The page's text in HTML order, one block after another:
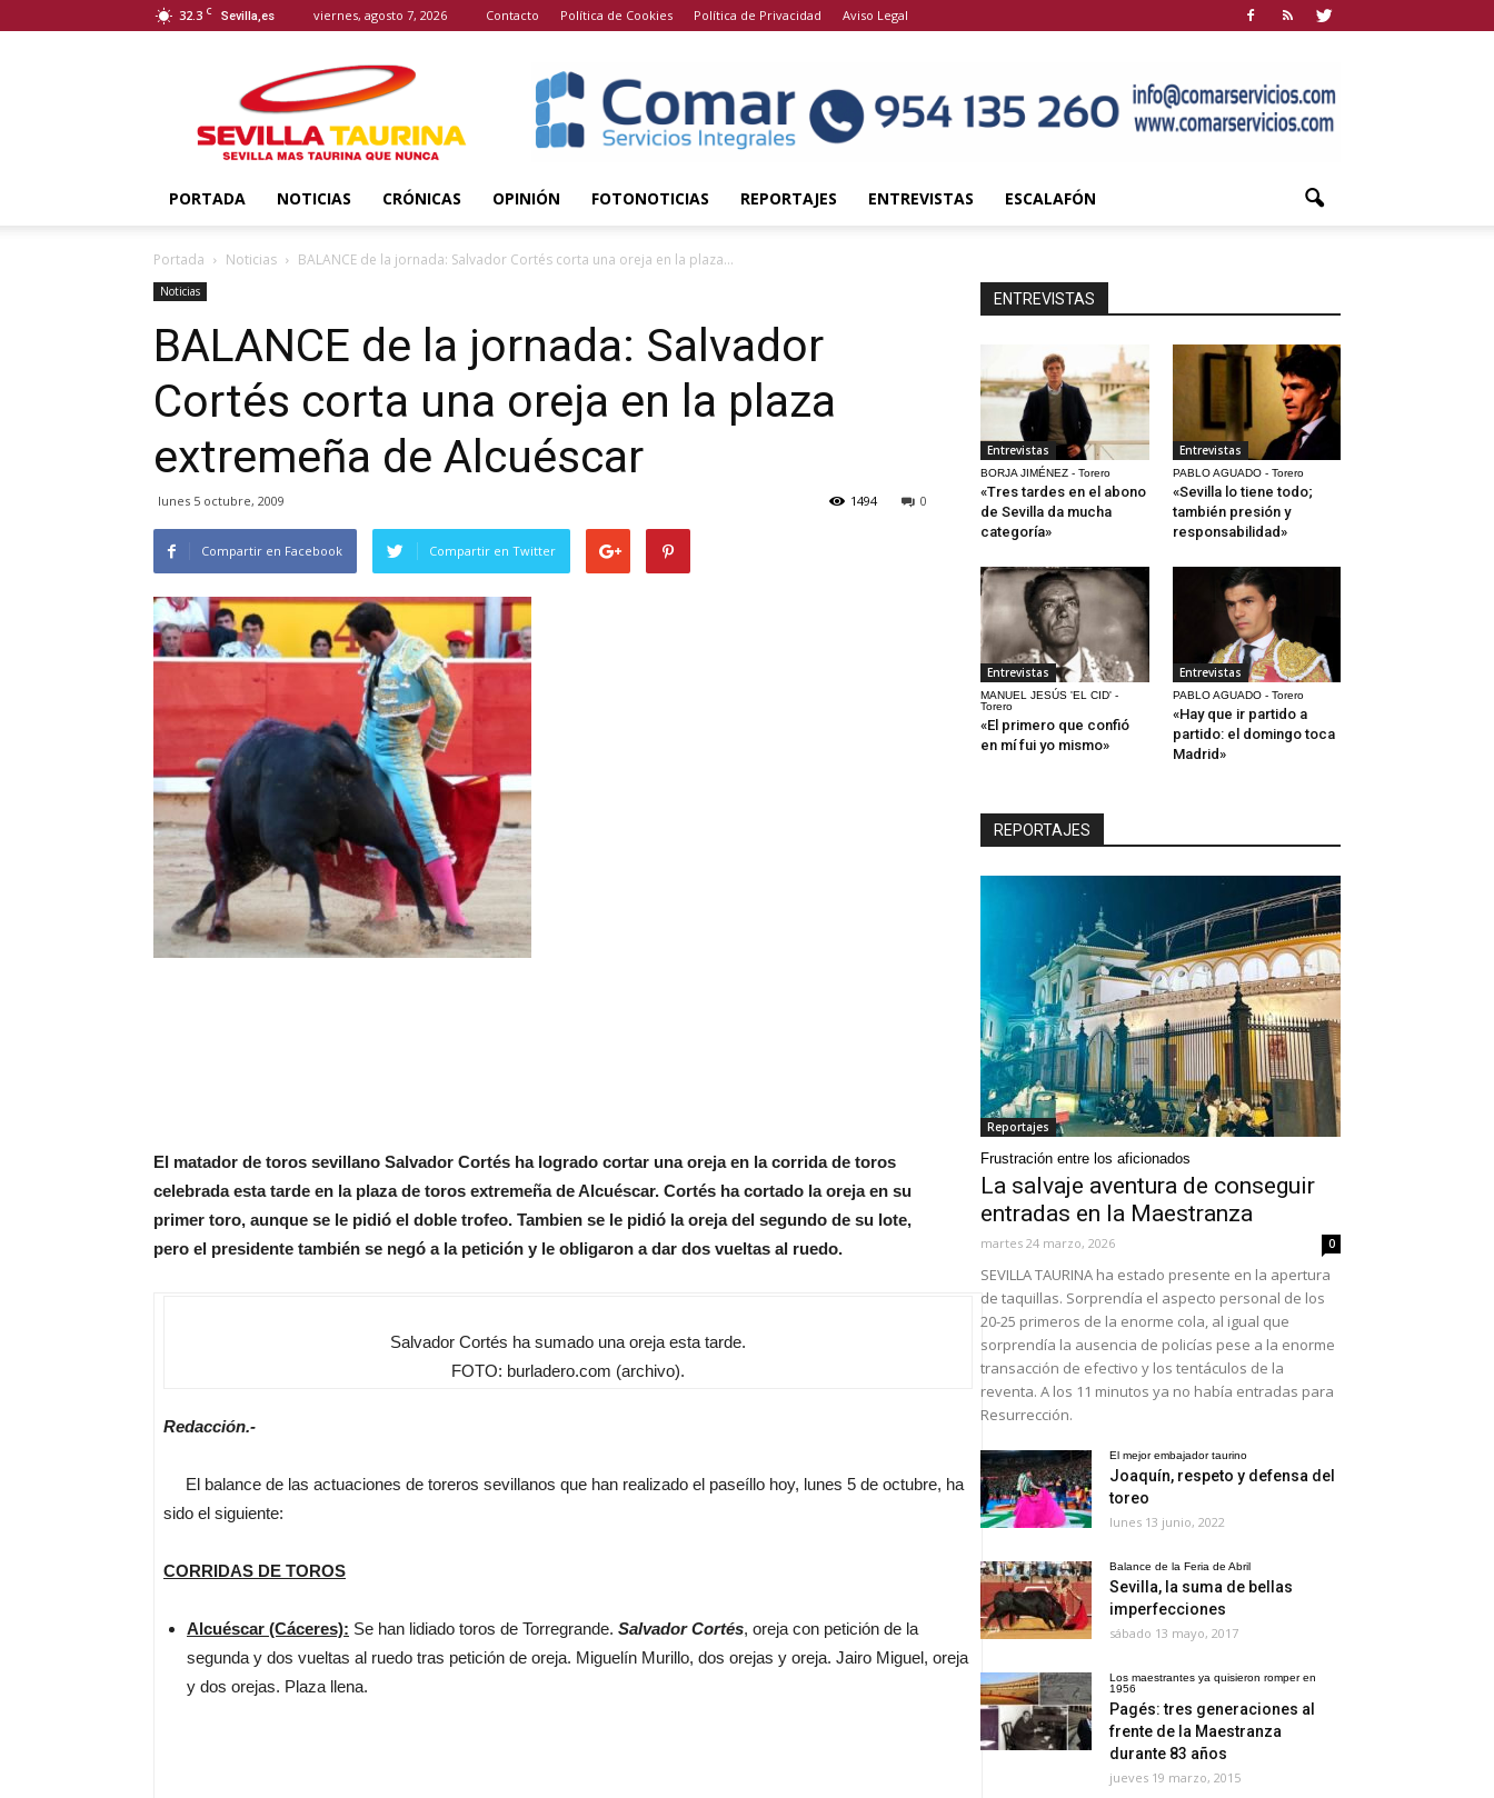
32.3 C Sevilla,es viernes, agosto 7, 2026 Contacto Política de Cookies Política de Privacidad Aviso Legal
Taurina
PORTADA NOTICIAS CRÓNICAS OPINIÓN FOTONOTICIAS REPORTAJES ENTREVISTAS ESCALAFÓN
Portada Noticias BALANCE de la jornada: Salvador Cortés corta una oreja en la plaza...
Noticias
BALANCE de la jornada: Salvador
Cortés corta una oreja en la plaza
extremeña de Alcuéscar
lunes 5 octubre, 2009 0
1494
Compartir en Facebook Compartir en Twitter
El matador de toros sevillano Salvador Cortés ha logrado cortar una oreja en la corrida de toros
celebrada esta tarde en la plaza de toros extremeña de Alcuéscar. Cortés ha cortado la oreja en su
primer toro, aunque se le pidió el doble trofeo. Tambien se le pidió la oreja del segundo de su lote,
pero el presidente también se negó a la petición y le obligaron a dar dos vueltas al ruedo.
Salvador Cortés ha sumado una oreja esta tarde.
FOTO: burladero.com (archivo).
Redacción.-
El balance de las actuaciones de toreros sevillanos que han realizado el paseíllo hoy, lunes 5 de octubre, ha
sido el siguiente:
CORRIDAS DE TOROS
Alcuéscar (Cáceres): Se han lidiado toros de Torregrande. Salvador Cortés, oreja con petición de la
segunda y dos vueltas al ruedo tras petición de oreja. Miguelín Murillo, dos orejas y oreja. Jairo Miguel, oreja
y dos orejas. Plaza llena.
ENTREVISTAS
Entrevistas
BORJA JIMÉNEZ - Torero
«Tres tardes en el abono
de Sevilla da mucha
categoría»
Entrevistas
PABLO AGUADO - Torero
«Sevilla lo tiene todo;
también presión y
responsabilidad»
Entrevistas
MANUEL JESÚS 'EL CID' -
Torero
«El primero que confió
en mí fui yo mismo»
Entrevistas
PABLO AGUADO - Torero
«Hay que ir partido a
partido: el domingo toca
Madrid»
REPORTAJES
Reportajes
Frustración entre los aficionados
La salvaje aventura de conseguir
entradas en la Maestranza
martes 24 marzo, 2026 0
SEVILLA TAURINA ha estado presente en la apertura
de taquillas. Sorprendía el aspecto personal de los
20-25 primeros de la enorme cola, al igual que
sorprendía la ausencia de policías pese a la enorme
transacción de efectivo y los tentáculos de la
reventa. A los 11 minutos ya no había entradas para
Resurrección.
El mejor embajador taurino
Joaquín, respeto y defensa del
toreo
lunes 13 junio, 2022
Balance de la Feria de Abril
Sevilla, la suma de bellas
imperfecciones
sábado 13 mayo, 2017
Los maestrantes ya quisieron romper en
1956
Pagés: tres generaciones al
frente de la Maestranza
durante 83 años
jueves 19 marzo, 2015